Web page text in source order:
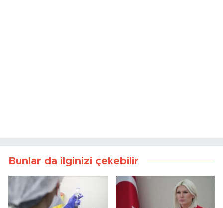
Bunlar da ilginizi çekebilir